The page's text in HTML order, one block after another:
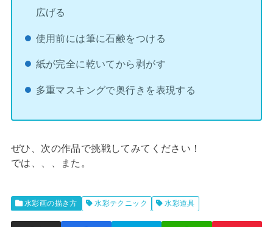
広げる
使用前には筆に石鹸をつける
紙が完全に乾いてから剥がす
多重マスキングで奥行きを表現する
ぜひ、次の作品で挑戦してみてください！
では、、、また。
水彩画の描き方 水彩テクニック 水彩道具